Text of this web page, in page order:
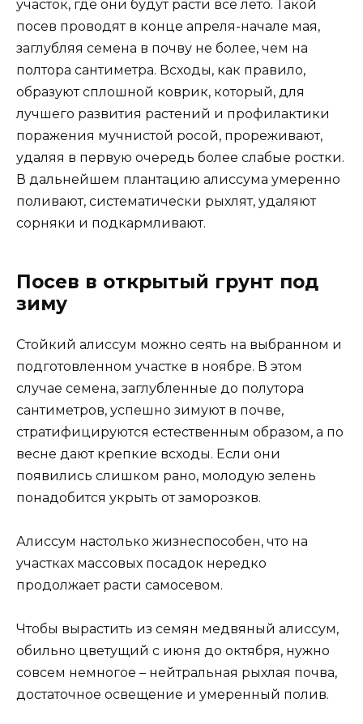
участок, где они будут расти всё лето. Такой
посев проводят в конце апреля-начале мая,
заглубляя семена в почву не более, чем на
полтора сантиметра. Всходы, как правило,
образуют сплошной коврик, который, для
лучшего развития растений и профилактики
поражения мучнистой росой, прореживают,
удаляя в первую очередь более слабые ростки.
В дальнейшем плантацию алиссума умеренно
поливают, систематически рыхлят, удаляют
сорняки и подкармливают.
Посев в открытый грунт под
зиму
Стойкий алиссум можно сеять на выбранном и
подготовленном участке в ноябре. В этом
случае семена, заглубленные до полутора
сантиметров, успешно зимуют в почве,
стратифицируются естественным образом, а по
весне дают крепкие всходы. Если они
появились слишком рано, молодую зелень
понадобится укрыть от заморозков.
Алиссум настолько жизнеспособен, что на
участках массовых посадок нередко
продолжает расти самосевом.
Чтобы вырастить из семян медвяный алиссум,
обильно цветущий с июня до октября, нужно
совсем немногое – нейтральная рыхлая почва,
достаточное освещение и умеренный полив.